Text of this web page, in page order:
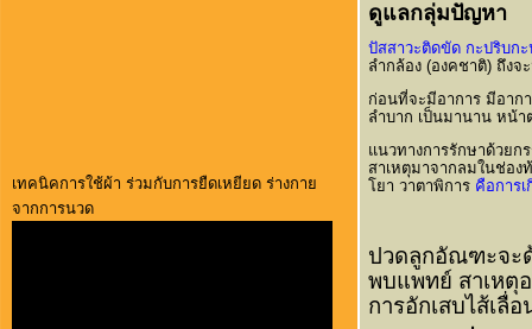
เทคนิคการใช้ผ้า ร่วมกับการยืดเหยียด ร่างกาย
จากการนวด
ดูแลกลุ่มปัญหา
ปัสสาวะติดขัด กะปริบก
ลำกล้อง (องคชาติ) ถึงจ
ก่อนที่จะมีอาการ มีอาก
ลำบาก เป็นมานาน หน้
แนวทางการรักษาด้วย
สาเหตุมาจากลมในช่อง
โยา วาตาพิการ คือการ
ปวดลูกอัณฑะจะ
พบแพทย์ สาเหตุ
การอักเสบไส้เ